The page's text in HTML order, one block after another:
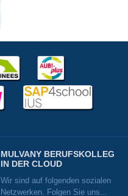
MULVANY BERUFSKOLLEG
IN DER CLOUD
Wir sind auf folgenden sozialen
Netzwerken. Folgen Sie uns...